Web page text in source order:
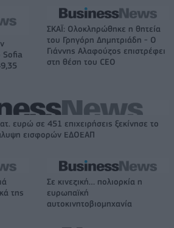
Sofia
ΣΚΑΪ: Ολοκληρώθηκε η θητεία
του Γρηγόρη Δημητριάδη - Ο
Γιάννης Αλαφούζος επιστρέφει
στη θέση του CEO
ευρώ σε 451 επιχειρήσεις ξεκίνησε το
εισφορών ΕΔΟΕΑΠ
της
Σε κινεζική… πολιορκία η
ευρωπαϊκή
αυτοκινητοβιομηχανία